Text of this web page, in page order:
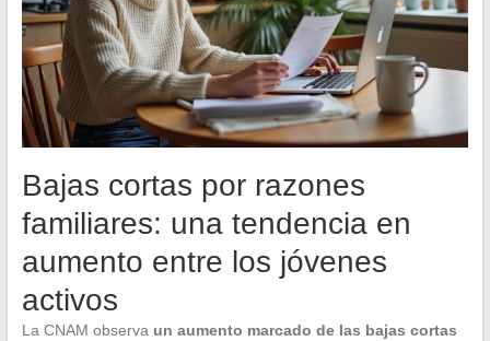
Bajas cortas por razones
familiares: una tendencia en
aumento entre los jóvenes
activos
La CNAM observa un aumento marcado de las bajas cortas